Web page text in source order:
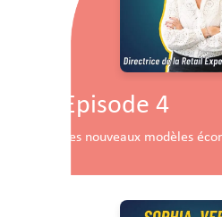
Episode 4
Les nouveaux modèles